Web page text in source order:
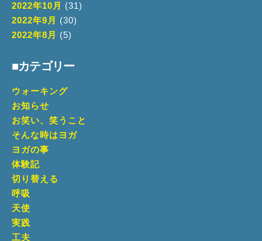
2022年10月
(31)
2022年9月
(30)
2022年8月
(5)
■カテゴリー
ウォーキング
お知らせ
お笑い、笑うこと
そんな時はヨガ
ヨガの事
体験記
切り替える
呼吸
天使
実践
工夫